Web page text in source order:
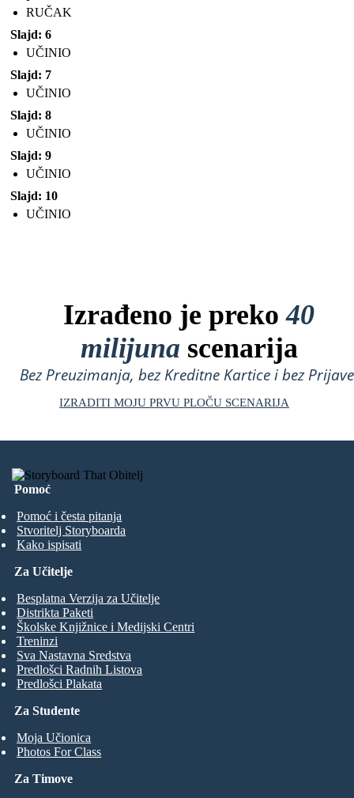
RUČAK
Slajd: 6
UČINIO
Slajd: 7
UČINIO
Slajd: 8
UČINIO
Slajd: 9
UČINIO
Slajd: 10
UČINIO
Izrađeno je preko40
milijuna scenarija
Bez Preuzimanja, bez Kreditne Kartice i bez
IZRADITI MOJU PRVU PLOČU SCENARIJA
Pomoć
Pomoć i česta pitanja
Stvoritelj Storyboarda
Kako ispisati
Za Studente
Moja Učionica
Photos For Class
Za Učitelje
Besplatna Verzija za Učitelje
Distrikta Paketi
Školske Knjižnice i Medijski Centri
Treninzi
Sva Nastavna Sredstva
Predlošci Radnih Listova
Predlošci Plakata
Za Timove